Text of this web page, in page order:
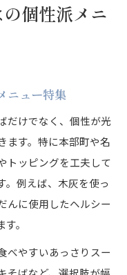
個性派メニ
ニュー特集
だけでなく、個性が光
ます。特に本部町や名
トッピングを工夫して
。例えば、木灰を使っ
んに使用したヘルシー
。
べやすいあっさりスー